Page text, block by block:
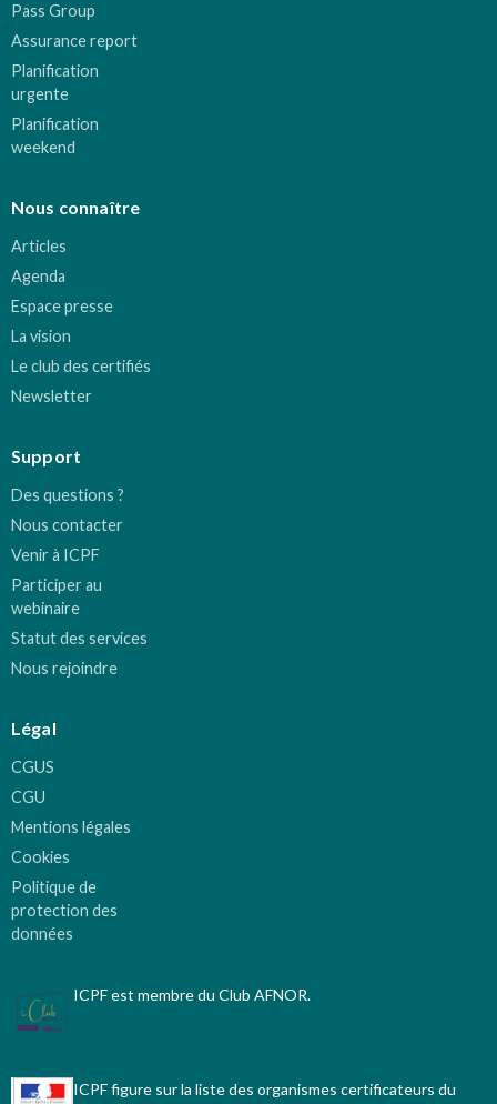
Pass Group
Assurance report
Planification
urgente
Planification
weekend
Nous connaître
Articles
Agenda
Espace presse
La vision
Le club des certifiés
Newsletter
Support
Des questions ?
Nous contacter
Venir à ICPF
Participer au
webinaire
Statut des services
Nous rejoindre
Légal
CGUS
CGU
Mentions légales
Cookies
Politique de
protection des
données
ICPF est membre du Club AFNOR.
ICPF figure sur la liste des organismes certificateurs du